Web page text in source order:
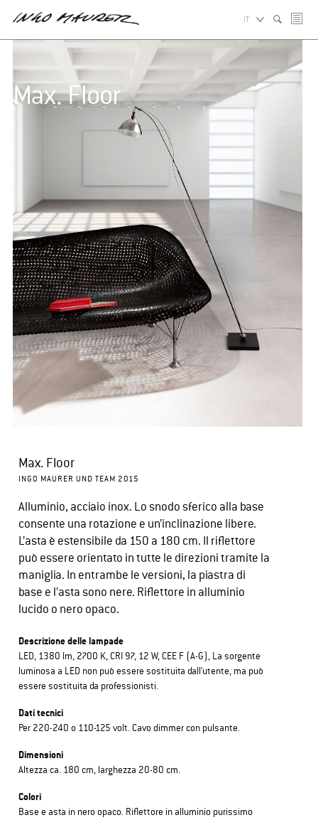
IT
Max. Floor
Max. Floor
INGO MAURER UND TEAM 2015
Alluminio, acciaio inox. Lo snodo sferico alla base
consente una rotazione e un’inclinazione libere.
L’asta è estensibile da 150 a 180 cm. Il riflettore
può essere orientato in tutte le direzioni tramite la
maniglia. In entrambe le versioni, la piastra di
base e l’asta sono nere. Riflettore in alluminio
lucido o nero opaco.
Descrizione delle lampade
LED, 1380 lm, 2700 K, CRI 97, 12 W, CEE F (A-G), La sorgente
luminosa a LED non può essere sostituita dall'utente, ma può
essere sostituita da professionisti.
Dati tecnici
Per 220-240 o 110-125 volt. Cavo dimmer con pulsante.
Dimensioni
Altezza ca. 180 cm, larghezza 20-80 cm.
Colori
Base e asta in nero opaco. Riflettore in alluminio purissimo